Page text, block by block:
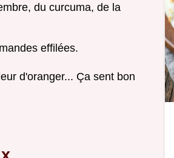
du curcuma, de la
effilées.
d'oranger... Ça sent bon